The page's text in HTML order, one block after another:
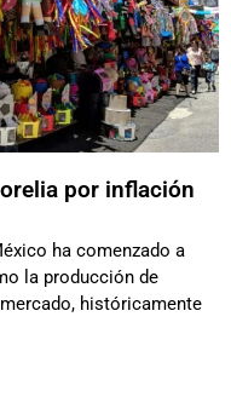
por inflación
ha comenzado a
la producción de
históricamente